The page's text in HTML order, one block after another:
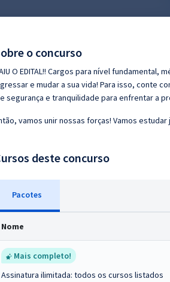
o concurso
O EDITAL!! Cargos para nível
e mudar a sua vida! Para isso, conte
segurança e tranquilidade para enfrentar a
vamos unir nossas forças! Vamos estudar
deste concurso
Pacotes
Nome
Mais completo!
Assinatura ilimitada: todos os cursos listados